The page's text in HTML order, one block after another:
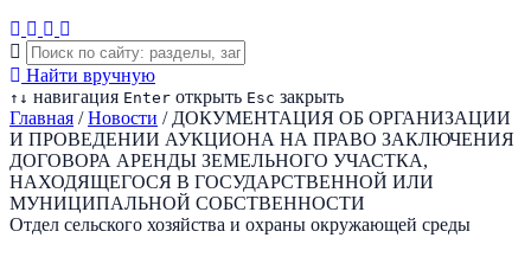
Найти вручную
↑ ↓ навигация Enter открыть Esc закрыть
Главная / Новости / ДОКУМЕНТАЦИЯ ОБ ОРГАНИЗАЦИИ
И ПРОВЕДЕНИИ АУКЦИОНА НА ПРАВО ЗАКЛЮЧЕНИЯ
ДОГОВОРА АРЕНДЫ ЗЕМЕЛЬНОГО УЧАСТКА,
НАХОДЯЩЕГОСЯ В ГОСУДАРСТВЕННОЙ ИЛИ
МУНИЦИПАЛЬНОЙ СОБСТВЕННОСТИ
Отдел сельского хозяйства и охраны окружающей среды